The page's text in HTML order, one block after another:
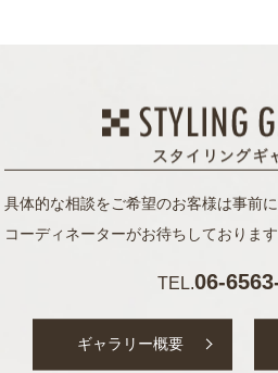
具体的な相談をご希望のお客様は事前
コーディネーターがお待ちしております
TEL.06-
ギャラリー概要